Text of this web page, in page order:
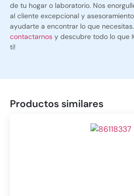
de tu hogar o laboratorio. Nos
al cliente excepcional y
ayudarte a encontrar lo que necesitas.
contactarnos y descubre todo lo que
ti!
Productos similares